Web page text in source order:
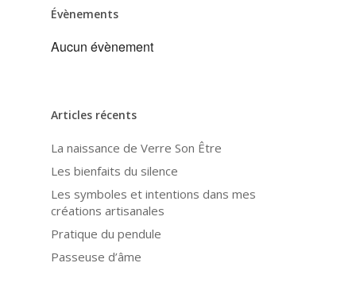
Évènements
Aucun évènement
Articles récents
La naissance de Verre Son Être
Les bienfaits du silence
Les symboles et intentions dans mes
créations artisanales
Pratique du pendule
Passeuse d’âme